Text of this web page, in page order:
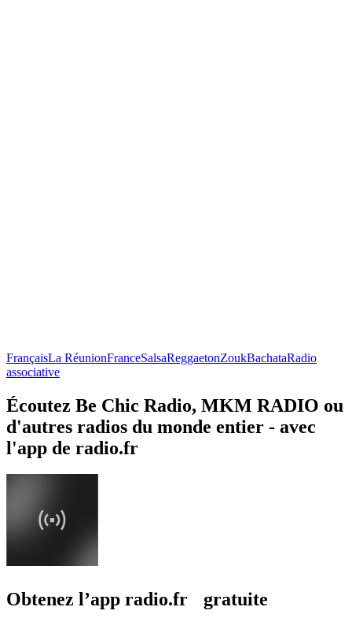
FrançaisLa RéunionFranceSalsaReggaetonZoukBachataRadio
associative
Écoutez Be Chic Radio, MKM RADIO ou
d'autres radios du monde entier - avec
l'app de radio.fr
Obtenez l’app radio.fr gratuite